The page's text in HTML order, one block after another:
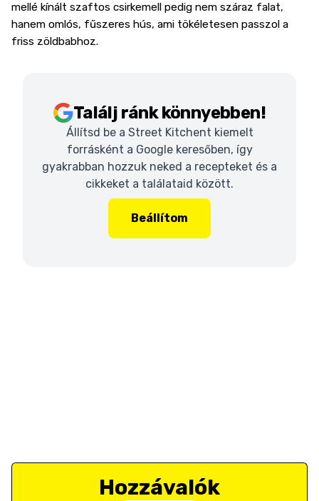
mellé kínált szaftos csirkemell pedig nem száraz falat,
hanem omlós, fűszeres hús, ami tökéletesen passzol a
friss zöldbabhoz.
Találj ránk könnyebben!
Állítsd be a Street Kitchent kiemelt
forrásként a Google keresőben, így
gyakrabban hozzuk neked a recepteket és a
cikkeket a találataid között.
Beállítom
Hozzávalók